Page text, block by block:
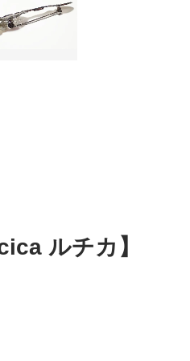
ルチカ】